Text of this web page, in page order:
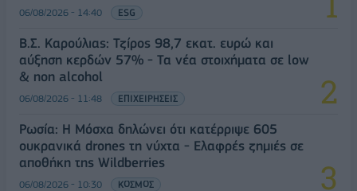
06/08/2026 - 14:40 ESG
Β.Σ. Καρούλιας: Τζίρος 98,7 εκατ. ευρώ και
αύξηση κερδών 57% - Τα νέα στοιχήματα σε low
& non alcohol
06/08/2026 - 11:48 ΕΠΙΧΕΙΡΗΣΕΙΣ
Ρωσία: Η Μόσχα δηλώνει ότι κατέρριψε 605
ουκρανικά drones τη νύχτα - Ελαφρές ζημιές σε
αποθήκη της Wildberries
06/08/2026 - 10:30 ΚΟΣΜΟΣ